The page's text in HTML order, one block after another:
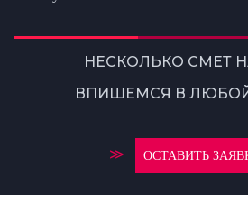
НЕСКОЛЬКО СМЕТ
ВПИШЕМСЯ В
≫ ОСТАВИТЬ